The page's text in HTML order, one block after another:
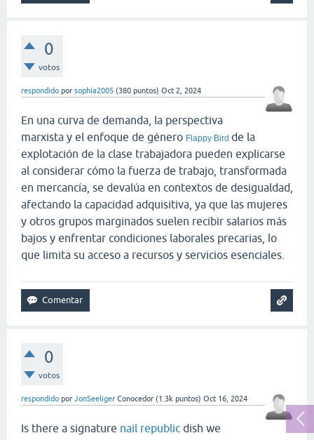
0
votos
respondido por sophia2005 (380 puntos) Oct 2, 2024
En una curva de demanda, la perspectiva
marxista y el enfoque de género Flappy Bird de la
explotación de la clase trabajadora pueden explicarse
al considerar cómo la fuerza de trabajo, transformada
en mercancía, se devalúa en contextos de desigualdad,
afectando la capacidad adquisitiva, ya que las mujeres
y otros grupos marginados suelen recibir salarios más
bajos y enfrentar condiciones laborales precarias, lo
que limita su acceso a recursos y servicios esenciales.
0
votos
respondido por JonSeeliger Conocedor (1.3k puntos) Oct 16, 2024
Is there a signature nail republic dish we